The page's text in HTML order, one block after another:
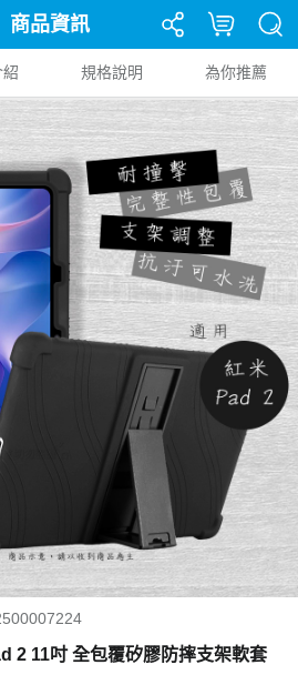
商品資訊
規格說明 為你推薦
2 11吋 全包覆矽膠防摔支架軟套